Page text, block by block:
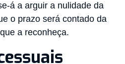
á a arguir a nulidade da
o prazo será contado da
a reconheça.